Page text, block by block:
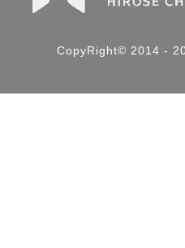
CopyRight© 2014 -